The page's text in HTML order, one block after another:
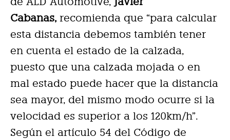
Cabanas,recomienda que “para calcular
esta distancia debemos también tener
en cuenta el estado de la calzada,
puesto que una calzada mojada o en
mal estado puede hacer que la distancia
sea mayor, del mismo modo ocurre si la
velocidad es superior a los 120km/h”.
Según el artículo 54 del Código de